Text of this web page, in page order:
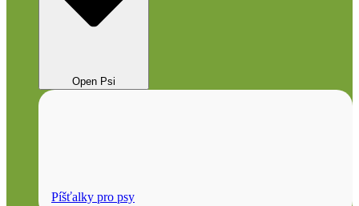
Open Psi
Píšťalky pro psy